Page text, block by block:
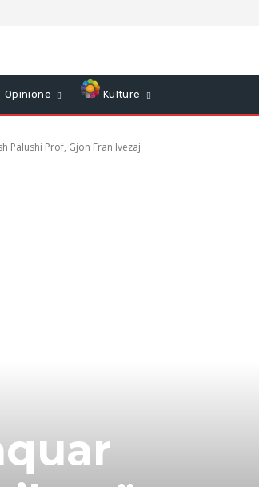
Opinione Kulturë
Palushi Prof, Gjon Fran Ivezaj